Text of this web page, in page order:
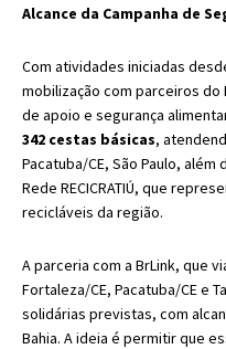
Alcance da Campanha de
Com atividades iniciadas
mobilização com parceiros do
de apoio e segurança
342 cestas básicas,
Pacatuba/CE, São Paulo,
Rede RECICRATIÚ, que
recicláveis da região.
A parceria com a BrLink, que
Fortaleza/CE, Pacatuba/CE e
solidárias previstas, com
Bahia. A ideia é permitir que